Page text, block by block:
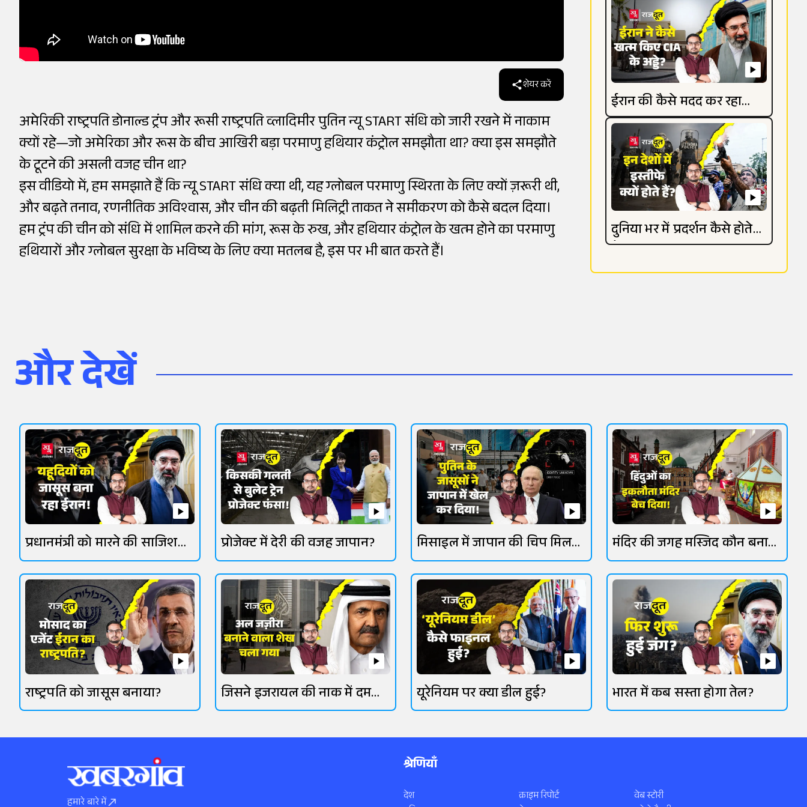
शेयर करें
अमेरिकी राष्ट्रपति डोनाल्ड ट्रंप और रूसी राष्ट्रपति व्लादिमीर पुतिन न्यू START संधि को जारी रखने में नाकाम
क्यों रहे—जो अमेरिका और रूस के बीच आखिरी बड़ा परमाणु हथियार कंट्रोल समझौता था? क्या इस समझौते
के टूटने की असली वजह चीन था?
इस वीडियो में, हम समझाते हैं कि न्यू START संधि क्या थी, यह ग्लोबल परमाणु स्थिरता के लिए क्यों ज़रूरी थी,
और बढ़ते तनाव, रणनीतिक अविश्वास, और चीन की बढ़ती मिलिट्री ताकत ने समीकरण को कैसे बदल दिया।
हम ट्रंप की चीन को संधि में शामिल करने की मांग, रूस के रुख, और हथियार कंट्रोल के खत्म होने का परमाणु
हथियारों और ग्लोबल सुरक्षा के भविष्य के लिए क्या मतलब है, इस पर भी बात करते हैं।
ईरान की कैसे मदद कर रहा
रूस?
दुनिया भर में प्रदर्शन कैसे होते
हैं?
और देखें
प्रधानमंत्री को मारने की साजिश
पकड़ी गई?
प्रोजेक्ट में देरी की वजह जापान?
मिसाइल में जापान की चिप मिल
गई
मंदिर की जगह मस्जिद कौन बना
रहा?
राष्ट्रपति को जासूस बनाया?
जिसने इजरायल की नाक में दम
किया
यूरेनियम पर क्या डील हुई? भारत में कब सस्ता होगा तेल?
हमारे बारे में
श्रेणियाँ
देश
क्राइम रिपोर्ट
वेब स्टोरी